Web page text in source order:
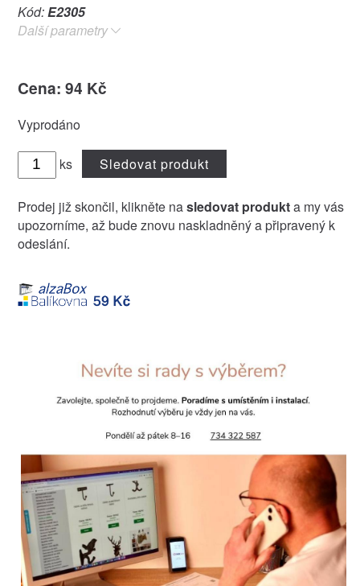
Kód:E2305
Další parametry
Cena: 94 Kč
Vyprodáno
ks Sledovat produkt
Prodej již skončil, klikněte nasledovat produkta my vás
upozorníme, až bude znovu naskladněný a připravený k
odeslání.